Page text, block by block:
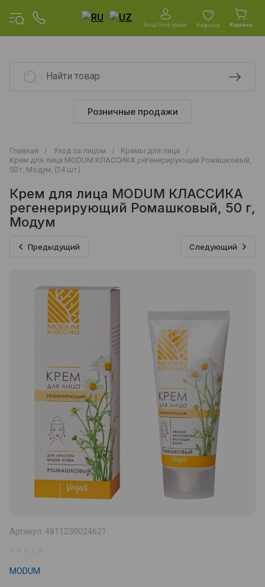
Вход/Регистрация Избранное Корзина
Розничные продажи
Главная / Уход за лицом / Кремы для лица
/
Крем для лица MODUM КЛАССИКА регенерирующий Ромашковый,
50 г, Модум, (24 шт)
Крем для лица MODUM КЛАССИКА
регенерирующий Ромашковый, 50 г,
Модум
Предыдущий Следующий
Артикул: 4811230024621
MODUM